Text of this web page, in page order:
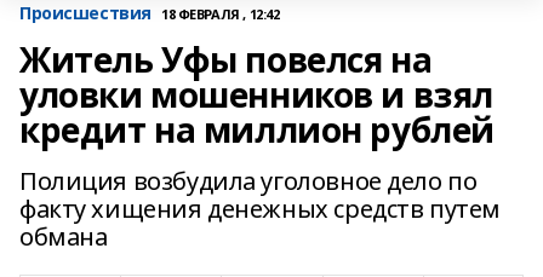
Происшествия 18 ФЕВРАЛЯ , 12:42
Житель Уфы повелся на
уловки мошенников и взял
кредит на миллион рублей
Полиция возбудила уголовное дело по
факту хищения денежных средств путем
обмана